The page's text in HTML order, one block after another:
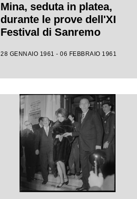
Mina, seduta in platea,
durante le prove dell'XI
Festival di Sanremo
28 GENNAIO 1961 - 06 FEBBRAIO 1961